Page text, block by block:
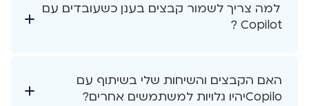
למה צריך לשמור קבצים בענן כשעובדים עם
Copilot ?
האם הקבצים והשיחות שלי בשיתוף עם
Copiloיהיו גלויות למשתמשים אחרים?